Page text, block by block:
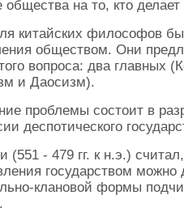
на то, кто делает
китайских философов
обществом. Они
вопроса: два главных
и Даосизм).
проблемы состоит в
деспотического
- 479 гг. к н.э.)
государством
клановой формы